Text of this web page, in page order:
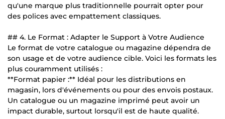
qu'une marque plus traditionnelle pourrait opter pour
des polices avec empattement classiques.
## 4. Le Format : Adapter le Support à Votre Audience
Le format de votre catalogue ou magazine dépendra de
son usage et de votre audience cible. Voici les formats les
plus couramment utilisés :
**Format papier :** Idéal pour les distributions en
magasin, lors d'événements ou pour des envois postaux.
Un catalogue ou un magazine imprimé peut avoir un
impact durable, surtout lorsqu'il est de haute qualité.